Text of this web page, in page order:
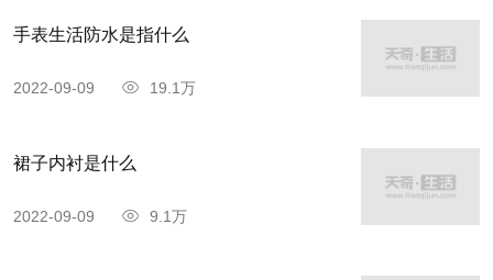
手表生活防水是指什么
2022-09-09 19.1万
裙子内衬是什么
2022-09-09 9.1万